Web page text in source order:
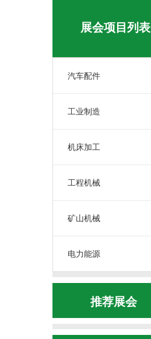
展会项目列表
汽车配件
工业制造
机床加工
工程机械
矿山机械
电力能源
推荐展会